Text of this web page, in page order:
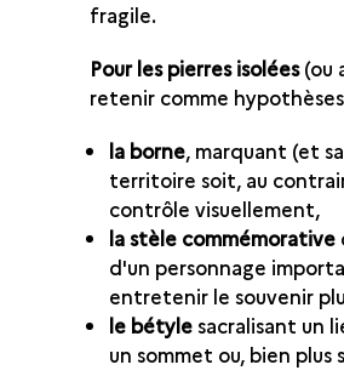
fragile.
Pour les pierres isolées(ou
retenir comme
la borne, marquant (et
territoire soit, au
contrôle visuellement,
la stèle commémorative
d'un personnage
entretenir le souvenir
le bétylesacralisant un
un sommet ou, bien plus